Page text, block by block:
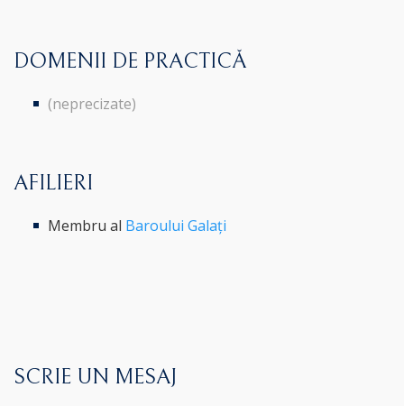
DOMENII DE PRACTICĂ
(neprecizate)
AFILIERI
Membru al Baroului Galați
SCRIE UN MESAJ